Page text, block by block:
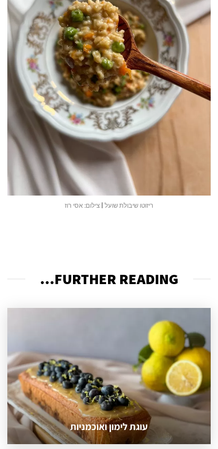
ריזוטו שיבולת שועל | צילום: אסי רוז
FURTHER READING...
עוגת לימון ואוכמניות